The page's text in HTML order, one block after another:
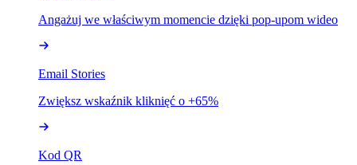
Angażuj we właściwym momencie dzięki pop-upom wideo
Email Stories
Zwiększ wskaźnik kliknięć o +65%
Kod QR